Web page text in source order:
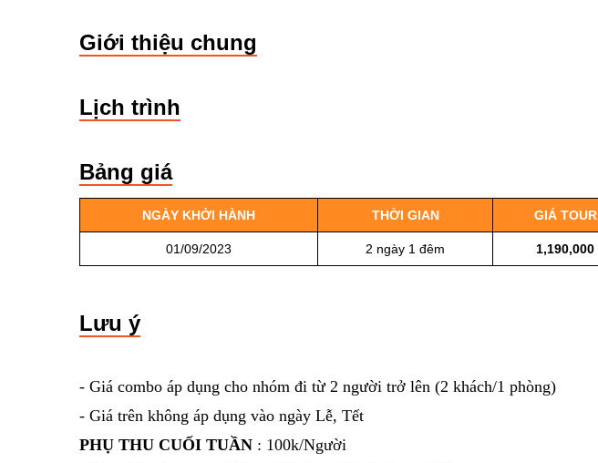
Giới thiệu chung
Lịch trình
Bảng giá
NGÀY KHỞI HÀNH THỜI GIAN GIÁ TOUR
01/09/2023 2 ngày 1 đêm 1,190,000
Lưu ý
- Giá combo áp dụng cho nhóm đi từ 2 người trở lên (2 khách/1 phòng)
- Giá trên không áp dụng vào ngày Lễ, Tết
PHỤ THU CUỐI TUẦN : 100k/Người